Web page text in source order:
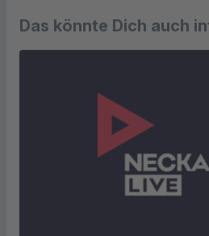
Das könnte Dich auch